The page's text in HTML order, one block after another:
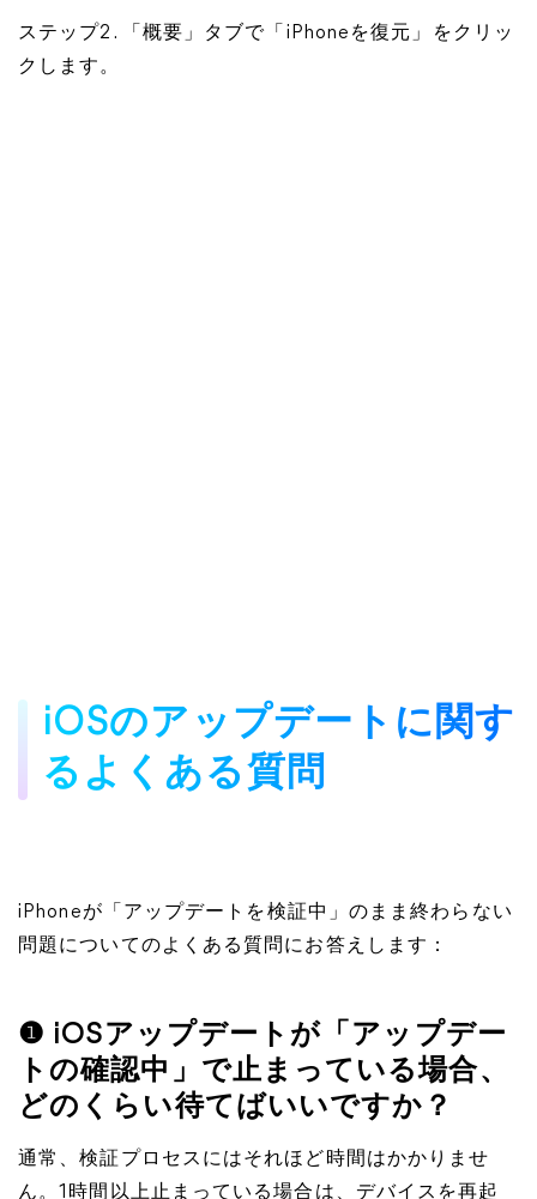
ステップ2. 「概要」タブで「iPhoneを復元」をクリッ
クします。
iOSのアップデートに関す
るよくある質問
iPhoneが「アップデートを検証中」のまま終わらない
問題についてのよくある質問にお答えします：
❶ iOSアップデートが「アップデー
トの確認中」で止まっている場合、
どのくらい待てばいいですか？
通常、検証プロセスにはそれほど時間はかかりませ
ん。1時間以上止まっている場合は、デバイスを再起